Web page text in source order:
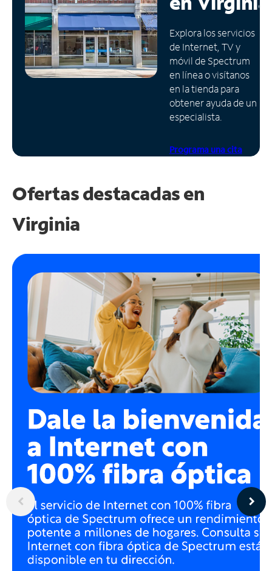
Administrar
cuenta
Encuentra
una
tienda
Explora los servicios
de Internet, TV y
móvil de Spectrum
en línea o visítanos
en la tienda para
obtener ayuda de un
especialista.
Programa una cita
Ofertas destacadas en
Virginia